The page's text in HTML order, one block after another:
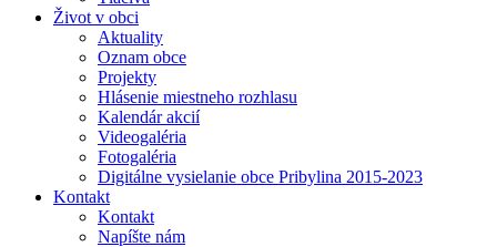
Život v obci
Aktuality
Oznam obce
Projekty
Hlásenie miestneho rozhlasu
Kalendár akcií
Videogaléria
Fotogaléria
Digitálne vysielanie obce Pribylina 2015-2023
Kontakt
Kontakt
Napíšte nám